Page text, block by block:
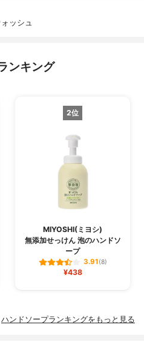
ッシュ
ンキング
2位
MIYOSHI(ミヨシ)
無添加せっけん 泡のハンドソ
ープ
3.91(8)
¥438
ハンドソープランキングをもっと見る